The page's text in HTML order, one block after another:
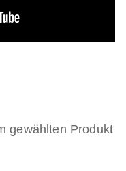
gewählten Produkt